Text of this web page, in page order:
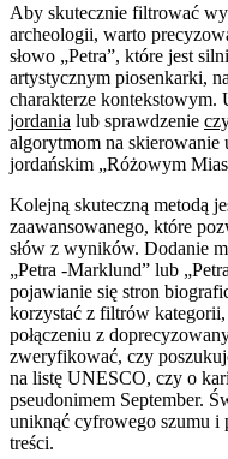
Aby skutecznie filtrować
archeologii, warto
słowo „Petra”, które jest
artystycznym piosenkarki,
charakterze kontekstowym.
jordania lub sprawdzenie
algorytmom na skierowanie
jordańskim „Różowym
Kolejną skuteczną metodą
zaawansowanego, które
słów z wyników. Dodanie
„Petra -Marklund” lub
pojawianie się stron
korzystać z filtrów
połączeniu z
zweryfikować, czy
na listę UNESCO, czy o
pseudonimem September.
uniknąć cyfrowego szumu i
treści.